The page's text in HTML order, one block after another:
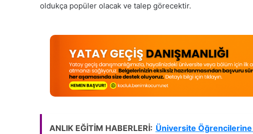
oldukça popüler olacak ve talep görecektir.
ANLIK EĞİTİM HABERLERİ: Üniversite Öğrencilerine